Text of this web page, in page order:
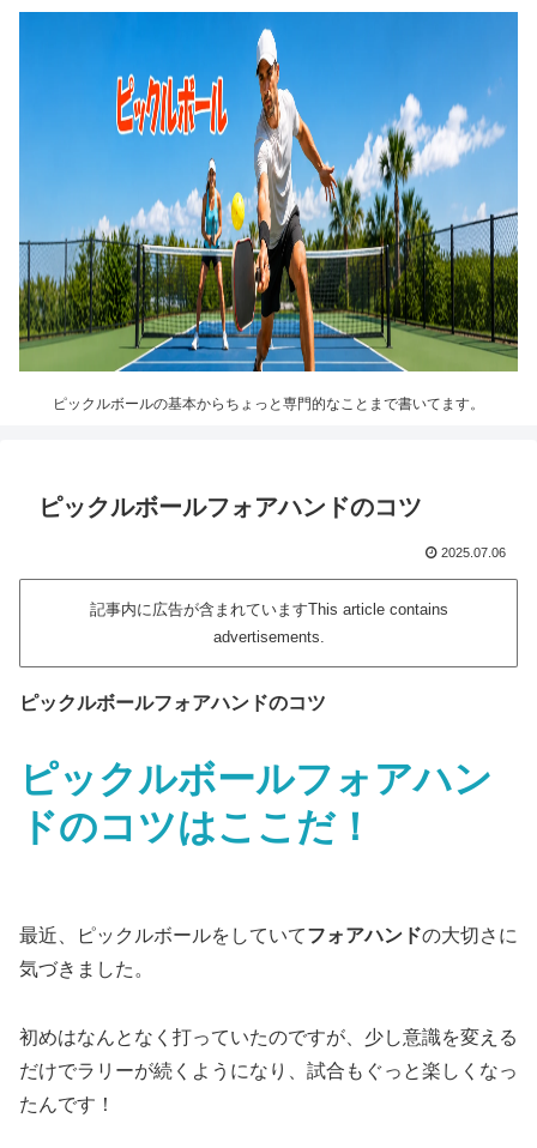
ピックルボールの基本からちょっと専門的なことまで書いてます。
ピックルボールフォアハンドのコツ
2025.07.06
記事内に広告が含まれていますThis article contains
advertisements.
ピックルボールフォアハンドのコツ
ピックルボールフォアハン
ドのコツはここだ！
最近、ピックルボールをしていてフォアハンドの大切さに
気づきました。
初めはなんとなく打っていたのですが、少し意識を変える
だけでラリーが続くようになり、試合もぐっと楽しくなっ
たんです！